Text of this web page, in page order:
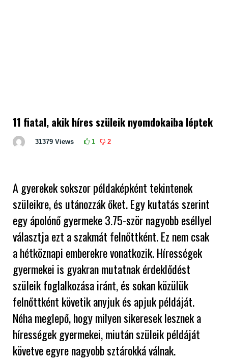
11 fiatal, akik híres szüleik nyomdokaiba léptek
31379 Views 1 2
A gyerekek sokszor példaképként tekintenek
szüleikre, és utánozzák őket. Egy kutatás szerint
egy ápolónő gyermeke 3.75-ször nagyobb eséllyel
választja ezt a szakmát felnőttként. Ez nem csak
a hétköznapi emberekre vonatkozik. Hírességek
gyermekei is gyakran mutatnak érdeklődést
szüleik foglalkozása iránt, és sokan közülük
felnőttként követik anyjuk és apjuk példáját.
Néha meglepő, hogy milyen sikeresek lesznek a
hírességek gyermekei, miután szüleik példáját
követve egyre nagyobb sztárokká válnak.